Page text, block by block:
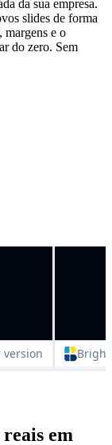
da sua empresa.
slides de forma
margens e o
do zero. Sem